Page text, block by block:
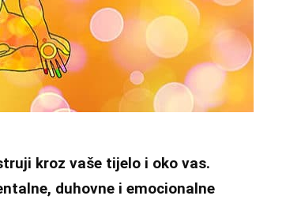
kroz vaše tijelo i oko vas.
duhovne i emocionalne